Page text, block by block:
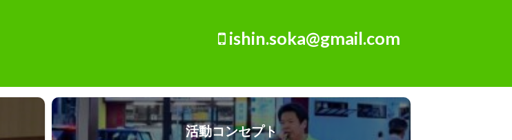
ishin.soka@gmail.com
活動コンセプト